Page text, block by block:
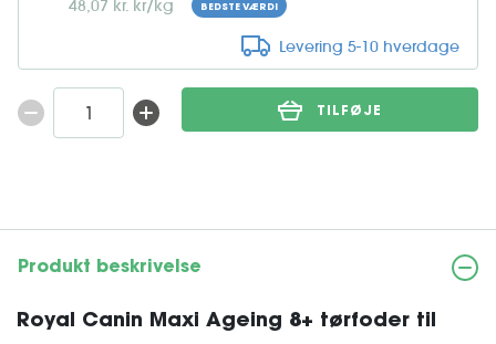
48,07 kr. kr/kg
BEDSTE VÆRDI
Levering 5-10 hverdage
TILFØJE
Produkt beskrivelse
Royal Canin Maxi Ageing 8+ tørfoder til